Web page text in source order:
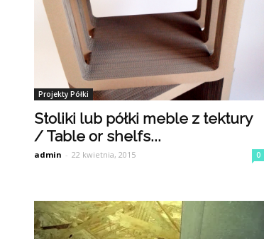
Projekty Półki
Stoliki lub półki meble z tektury
/ Table or shelfs...
admin - 22 kwietnia, 2015 0